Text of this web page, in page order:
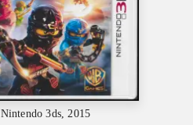
Nintendo 3ds, 2015